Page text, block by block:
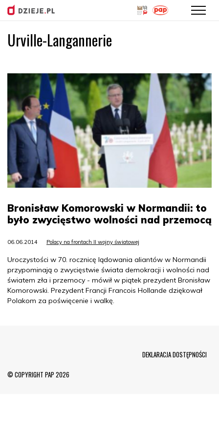
Przejdź
do
Urville-Langannerie
Bronisław Komorowski w Normandii: to
było zwycięstwo wolności nad przemocą
06.06.2014 Polacy na frontach II wojny światowej
Uroczystości w 70. rocznicę lądowania aliantów w Normandii
przypominają o zwycięstwie świata demokracji i wolności nad
światem zła i przemocy - mówił w piątek prezydent Bronisław
Komorowski. Prezydent Francji Francois Hollande dziękował
Polakom za poświęcenie i walkę.
© COPYRIGHT PAP 2026
DEKLARACJA DOSTĘPNOŚCI